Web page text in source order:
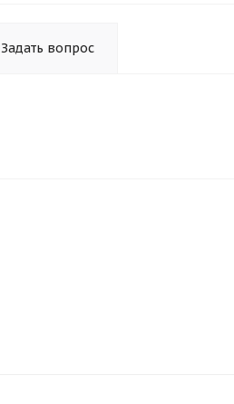
Задать вопрос